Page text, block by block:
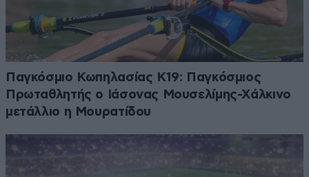
Παγκόσμιο Κωπηλασίας Κ19: Παγκόσμιος
Πρωταθλητής ο Ιάσονας Μουσελίμης-Χάλκινο
μετάλλιο η Μουρατίδου